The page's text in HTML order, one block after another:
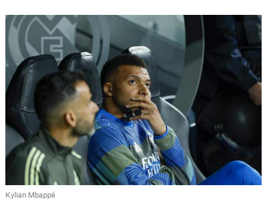
Kylian Mbappé